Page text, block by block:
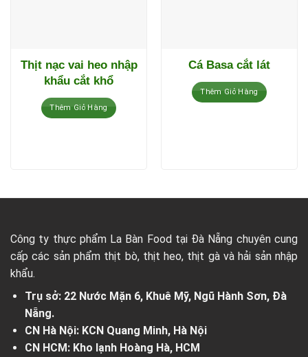
Thịt nạc vai heo nhập
khẩu cắt khổ
Thêm Giỏ Hàng
Cá Basa cắt lát
Thêm Giỏ Hàng
Công ty thực phẩm La Bàn Food tại Đà Nẵng chuyên cung
cấp các sản phẩm thịt bò, thịt heo, thịt gà và hải sản nhập
khẩu.
Trụ sở: 22 Nước Mặn 6, Khuê Mỹ, Ngũ Hành Sơn, Đà
Nẵng.
CN Hà Nội: KCN Quang Minh, Hà Nội
CN HCM: Kho lạnh Hoàng Hà, HCM